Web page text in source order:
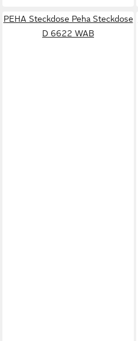
PEHA Steckdose Peha Steckdose
D 6622 WAB